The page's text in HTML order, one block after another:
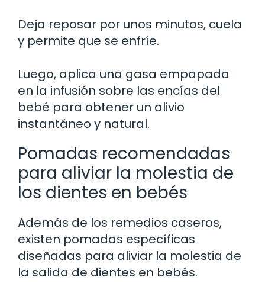
Deja reposar por unos minutos, cuela
y permite que se enfríe.
Luego, aplica una gasa empapada
en la infusión sobre las encías del
bebé para obtener un alivio
instantáneo y natural.
Pomadas recomendadas
para aliviar la molestia de
los dientes en bebés
Además de los remedios caseros,
existen pomadas específicas
diseñadas para aliviar la molestia de
la salida de dientes en bebés.